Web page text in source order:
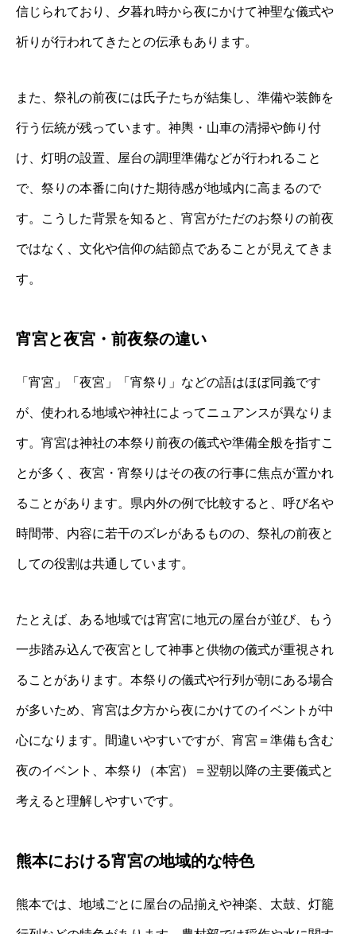
信じられており、夕暮れ時から夜にかけて神聖な儀式や
祈りが行われてきたとの伝承もあります。
また、祭礼の前夜には氏子たちが結集し、準備や装飾を
行う伝統が残っています。神輿・山車の清掃や飾り付
け、灯明の設置、屋台の調理準備などが行われること
で、祭りの本番に向けた期待感が地域内に高まるので
す。こうした背景を知ると、宵宮がただのお祭りの前夜
ではなく、文化や信仰の結節点であることが見えてきま
す。
宵宮と夜宮・前夜祭の違い
「宵宮」「夜宮」「宵祭り」などの語はほぼ同義です
が、使われる地域や神社によってニュアンスが異なりま
す。宵宮は神社の本祭り前夜の儀式や準備全般を指すこ
とが多く、夜宮・宵祭りはその夜の行事に焦点が置かれ
ることがあります。県内外の例で比較すると、呼び名や
時間帯、内容に若干のズレがあるものの、祭礼の前夜と
しての役割は共通しています。
たとえば、ある地域では宵宮に地元の屋台が並び、もう
一歩踏み込んで夜宮として神事と供物の儀式が重視され
ることがあります。本祭りの儀式や行列が朝にある場合
が多いため、宵宮は夕方から夜にかけてのイベントが中
心になります。間違いやすいですが、宵宮＝準備も含む
夜のイベント、本祭り（本宮）＝翌朝以降の主要儀式と
考えると理解しやすいです。
熊本における宵宮の地域的な特色
熊本では、地域ごとに屋台の品揃えや神楽、太鼓、灯籠